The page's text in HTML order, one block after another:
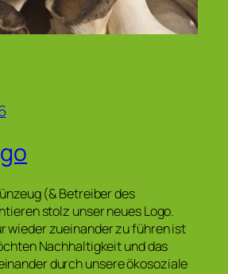
(& Betreiber des
stolz unser neues Logo.
wieder zueinander zu führen ist
Nachhaltigkeit und das
durch unsere ökosoziale